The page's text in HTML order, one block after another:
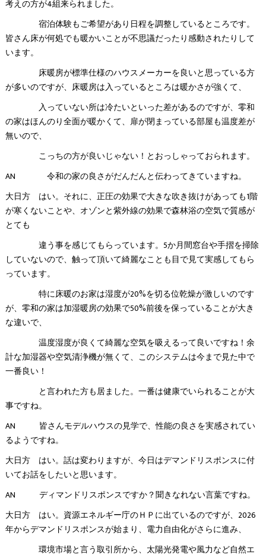
考えの方が4組来られました。
宿泊体験もご希望があり日程を調整しているところです。
皆さん床が何処でも暖かいことが不思議だったり感動されたりして
います。
床暖房が標準仕様のハウスメーカーを良いと思っている方
が多いのですが、床暖房は入っているところは暖かさが強くて、
入っていない所は冷たいといった差があるのですが、零和
の家はほんのり全面が暖かくて、扉が閉まっている部屋も温度差が
無いので、
こっちの方が良いじゃない！とおっしゃっておられます。
AN 令和の家の良さがだんだんと伝わってきていますね。
大日方 はい。それに、正圧の効果で大きな吹き抜けがあっても1階
が寒くないことや、オゾンと紫外線の効果で森林浴の空気で質感が
とても
違う事を感じてもらっています。5か月間窓台や手摺を掃除
していないので、触って頂いて綺麗なことも目で見て実感してもら
っています。
特に床暖のお家は湿度が20%を切る位乾燥が激しいのです
が、零和の家は加湿暖房の効果で50%前後を保っていることが大き
な違いで、
温度湿度が良くて綺麗な空気を吸えるって良いですね！余
計な加湿器や空気清浄機が無くて、このシステムは今まで見た中で
一番良い！
と言われた方も居ました。一番は健康でいられることが大
事ですね。
AN 皆さんモデルハウスの見学で、性能の良さを実感されてい
るようですね。
大日方 はい。話は変わりますが、今日はデマンドリスポンスに付
いてお話をしたいと思います。
AN ディマンドリスポンスですか？聞きなれない言葉ですね。
大日方 はい。資源エネルギー庁のＨＰに出ているのですが、2026
年からデマンドリスポンスが始まり、電力自由化がさらに進み、
環境市場と言う取引所から、太陽光発電や風力など自然エ